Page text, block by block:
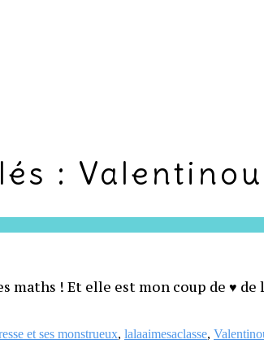
: Valentinou
maths ! Et elle est mon coup de ♥
et ses monstrueux, lalaaimesaclasse,